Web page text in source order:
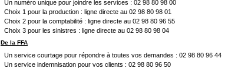
Un numéro unique pour joindre les services : 02 98 80 98 00
Choix 1 pour la production : ligne directe au 02 98 80 98 01
Choix 2 pour la comptabilité : ligne directe au 02 98 80 96 55
Choix 3 pour les sinistres : ligne directe au 02 98 80 98 04
De la FFA
Un service courtage pour répondre à toutes vos demandes : 02 98 80 96 44
Un service indemnisation pour vos clients : 02 98 80 96 50